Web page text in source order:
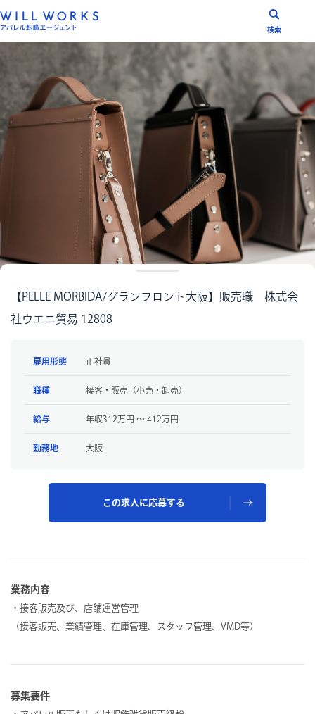
ン
テ
へ
ス
ッ
検索
【PELLE MORBIDA/グランフロント大阪】販売職 株式会
社ウエニ貿易 12808
雇用形態 正社員
職種 接客・販売（小売・卸売）
給与 年収312万円 〜 412万円
勤務地 大阪
この求人に応募する
業務内容
・接客販売及び、店舗運営管理
（接客販売、業績管理、在庫管理、スタッフ管理、VMD等）
募集要件